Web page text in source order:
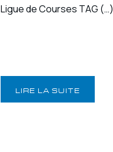
Ligue de Courses TAG (…)
LIRE LA SUITE